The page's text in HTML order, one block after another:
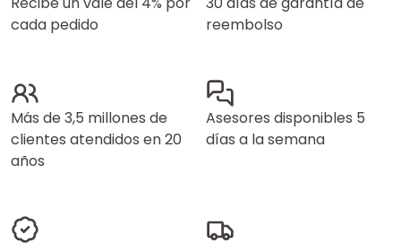
cada pedido
reembolso
Más de 3,5 millones de
clientes atendidos en 20
años
Asesores disponibles 5
días a la semana